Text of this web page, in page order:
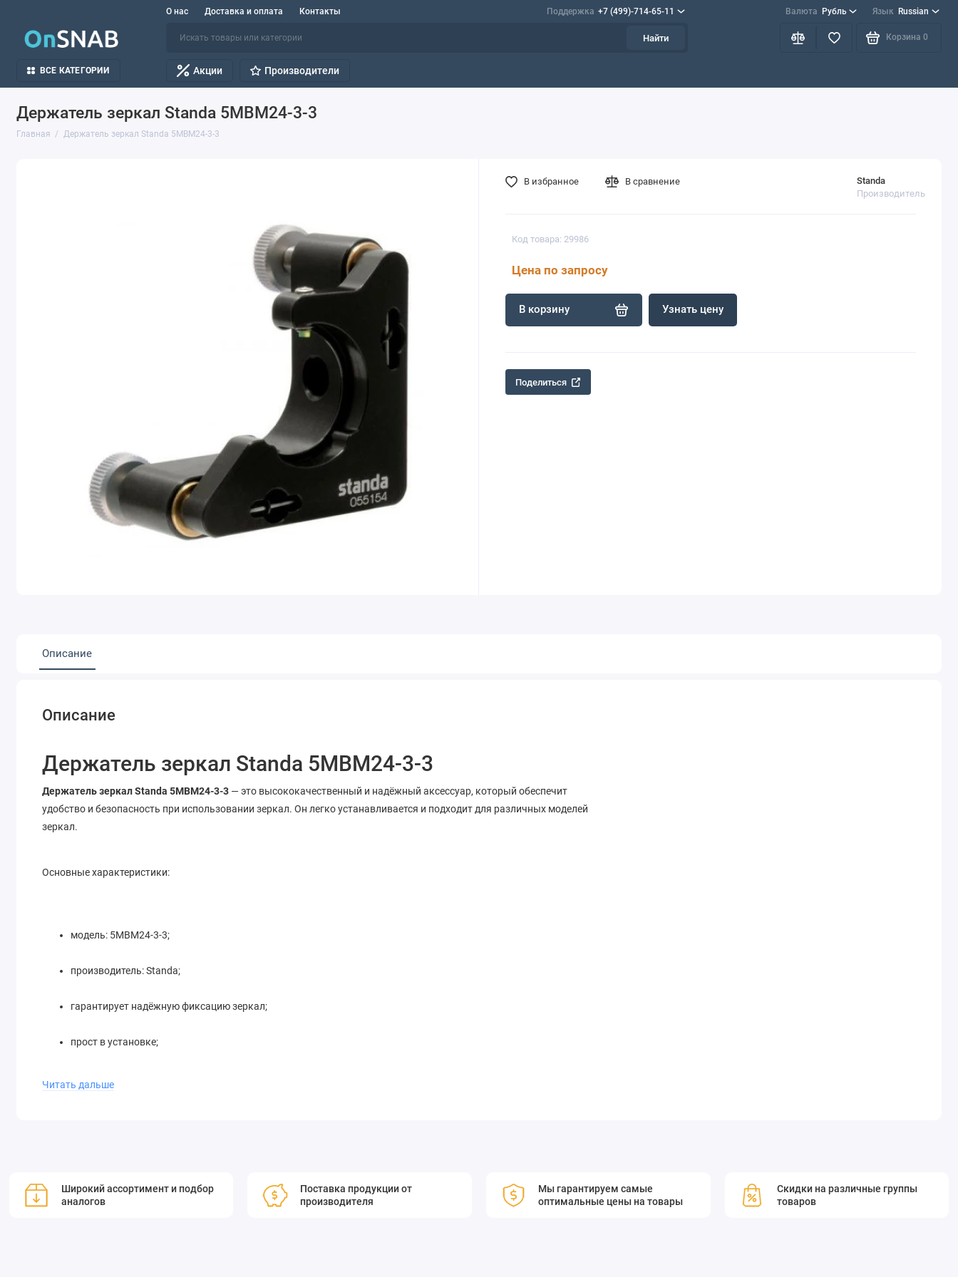
О нас Доставка и оплата Контакты Поддержка +7 (499)-714-65-11 Валюта Рубль Язык Russian
Найти Корзина 0
ВСЕ КАТЕГОРИИ Акции Производители
Держатель зеркал Standa 5MBM24-3-3
Главная Держатель зеркал Standa 5MBM24-3-3
Код товара: 29986
Цена по запросу
Standa
Производитель
В корзину Узнать цену
В избранное В сравнение
Поделиться
Описание
Описание
Держатель зеркал Standa 5MBM24-3-3
Держатель зеркал Standa 5MBM24-3-3 — это высококачественный и надёжный аксессуар, который обеспечит
удобство и безопасность при использовании зеркал. Он легко устанавливается и подходит для различных моделей
зеркал.
Основные характеристики:
модель: 5MBM24-3-3;
производитель: Standa;
гарантирует надёжную фиксацию зеркал;
прост в установке;
Читать дальше
Широкий ассортимент и подбор
аналогов
Поставка продукции от
производителя
Мы гарантируем самые
оптимальные цены на товары
Скидки на различные группы
товаров